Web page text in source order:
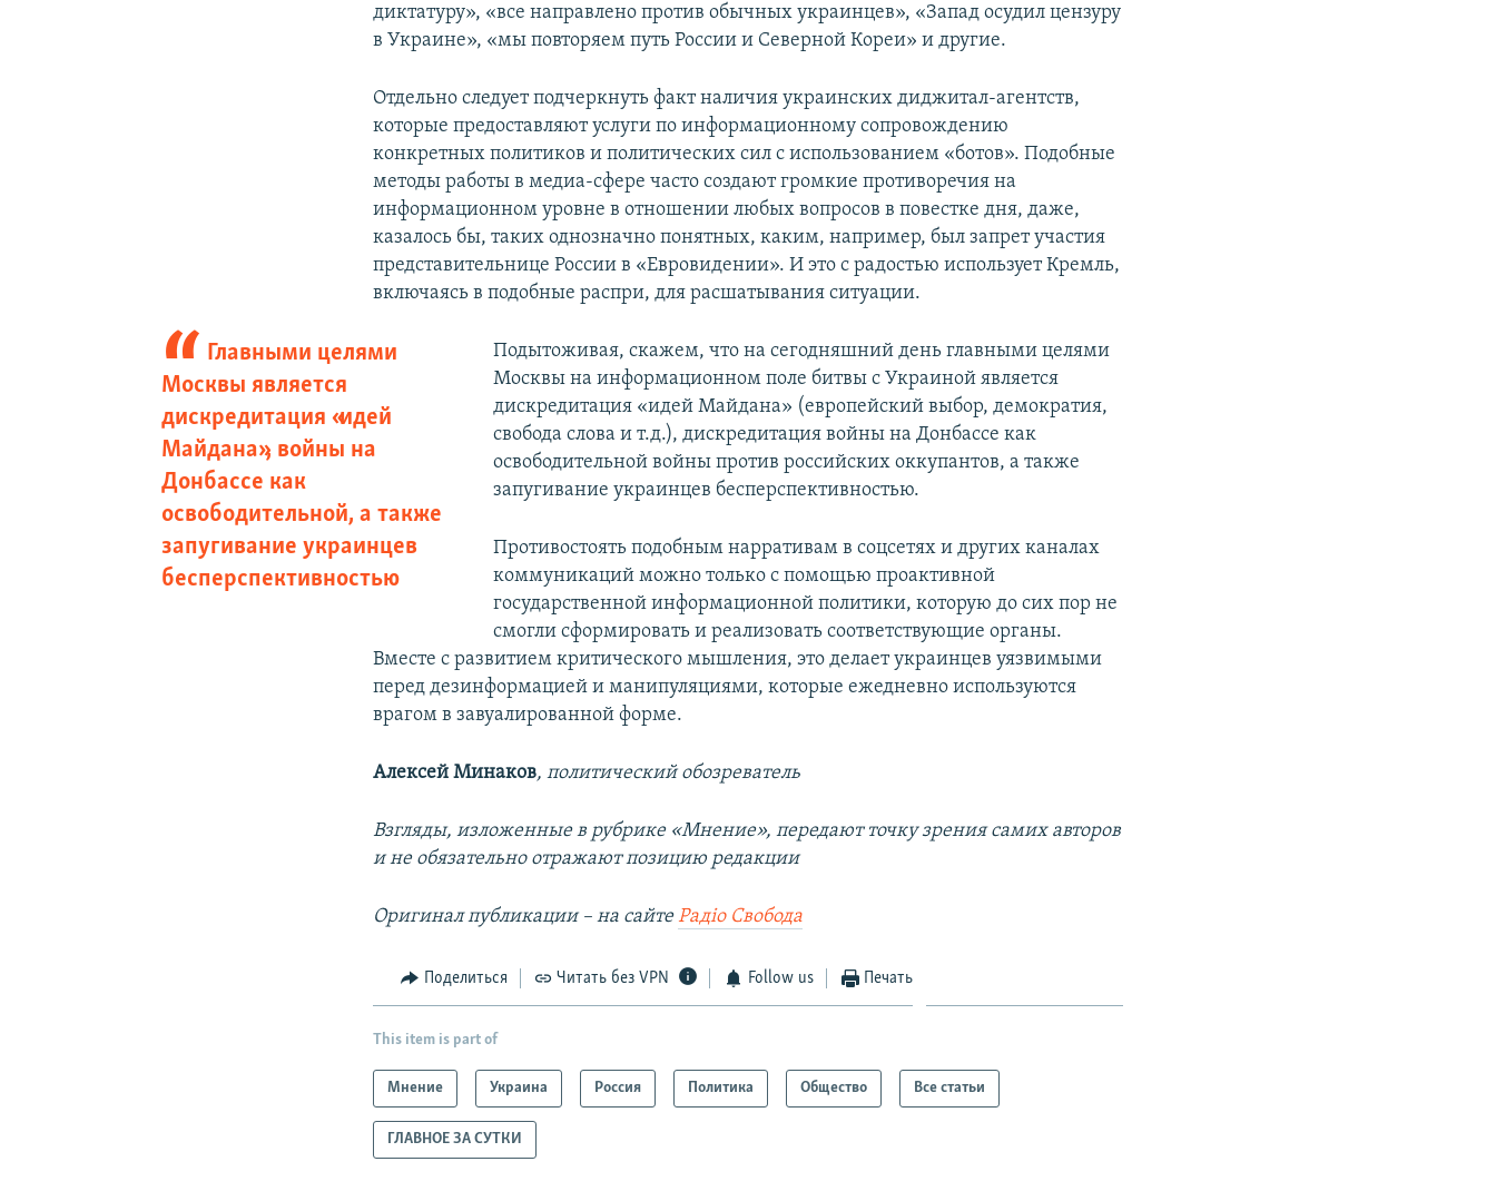
диктатуру», «все направлено против обычных украинцев», «Запад осудил цензуру
в Украине», «мы повторяем путь России и Северной Кореи» и другие.
Отдельно следует подчеркнуть факт наличия украинских диджитал-агентств,
которые предоставляют услуги по информационному сопровождению
конкретных политиков и политических сил с использованием «ботов». Подобные
методы работы в медиа-сфере часто создают громкие противоречия на
информационном уровне в отношении любых вопросов в повестке дня, даже,
казалось бы, таких однозначно понятных, каким, например, был запрет участия
представительнице России в «Евровидении». И это с радостью использует Кремль,
включаясь в подобные распри, для расшатывания ситуации.
Главными целями
Москвы является
дискредитация «идей
Майдана», войны на
Донбассе как
освободительной, а также
запугивание украинцев
бесперспективностью
Подытоживая, скажем, что на сегодняшний день главными целями
Москвы на информационном поле битвы с Украиной является
дискредитация «идей Майдана» (европейский выбор, демократия,
свобода слова и т.д.), дискредитация войны на Донбассе как
освободительной войны против российских оккупантов, а также
запугивание украинцев бесперспективностью.
Противостоять подобным нарративам в соцсетях и других каналах
коммуникаций можно только с помощью проактивной
государственной информационной политики, которую до сих пор не
смогли сформировать и реализовать соответствующие органы.
Вместе с развитием критического мышления, это делает украинцев уязвимыми
перед дезинформацией и манипуляциями, которые ежедневно используются
врагом в завуалированной форме.
Алексей Минаков, политический обозреватель
Взгляды, изложенные в рубрике «Мнение», передают точку зрения самих авторов
и не обязательно отражают позицию редакции
Оригинал публикации – на сайтеРадіо Свобода
Поделиться Читать без VPN Follow us Печать
This item is part of
Мнение Украина Россия Политика Общество Все статьи
ГЛАВНОЕ ЗА СУТКИ